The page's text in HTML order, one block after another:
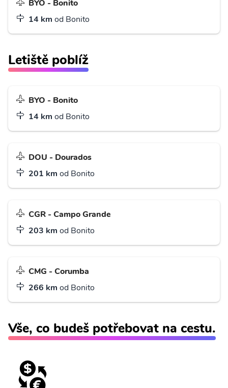
BYO - Bonito
14 km od Bonito
Letiště poblíž
BYO - Bonito
14 km od Bonito
DOU - Dourados
201 km od Bonito
CGR - Campo Grande
203 km od Bonito
CMG - Corumba
266 km od Bonito
Vše, co budeš potřebovat na cestu.